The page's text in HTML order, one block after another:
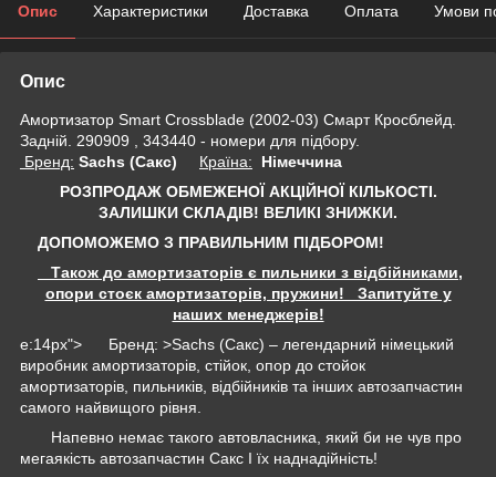
Опис Характеристики Доставка Оплата Умови
Опис
Амортизатор Smart Crossblade (2002-03) Смарт Кросблейд.
Задній. 290909 , 343440 - номери для підбору.
Бренд: Sachs (Сакс) Країна: Німеччина
РОЗПРОДАЖ ОБМЕЖЕНОЇ АКЦІЙНОЇ КІЛЬКОСТІ.
ЗАЛИШКИ СКЛАДІВ! ВЕЛИКІ ЗНИЖКИ.
ДОПОМОЖЕМО З ПРАВИЛЬНИМ ПІДБОРОМ!
Також до амортизаторів є пильники з відбійниками,
опори стоєк амортизаторів, пружини! Запитуйте у
наших менеджерів!
e:14px"> Бренд: >Sachs (Сакс) – легендарний німецький
виробник амортизаторів, стійок, опор до стойок
амортизаторів, пильників, відбійників та інших автозапчастин
самого найвищого рівня.
Напевно немає такого автовласника, який би не чув про
мегаякість автозапчастин Сакс І їх наднадійність!